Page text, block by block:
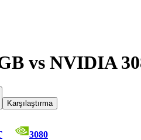
vs NVIDIA
Karşılaştırma
3080